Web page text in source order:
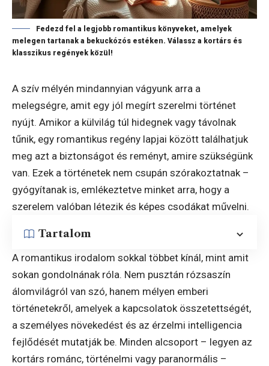
Fedezd fel a legjobb romantikus könyveket, amelyek
melegen tartanak a bekuckózós estéken. Válassz a kortárs és
klasszikus regények közül!
A szív mélyén mindannyian vágyunk arra a
melegségre, amit egy jól megírt szerelmi történet
nyújt. Amikor a külvilág túl hidegnek vagy távolnak
tűnik, egy romantikus regény lapjai között találhatjuk
meg azt a biztonságot és reményt, amire szükségünk
van. Ezek a történetek nem csupán szórakoztatnak –
gyógyítanak is, emlékeztetve minket arra, hogy a
szerelem valóban létezik és képes csodákat művelni.
Tartalom
A romantikus irodalom sokkal többet kínál, mint amit
sokan gondolnának róla. Nem pusztán rózsaszín
álomvilágról van szó, hanem mélyen emberi
történetekről, amelyek a kapcsolatok összetettségét,
a személyes növekedést és az érzelmi intelligencia
fejlődését mutatják be. Minden alcsoport – legyen az
kortárs románc, történelmi vagy paranormális –